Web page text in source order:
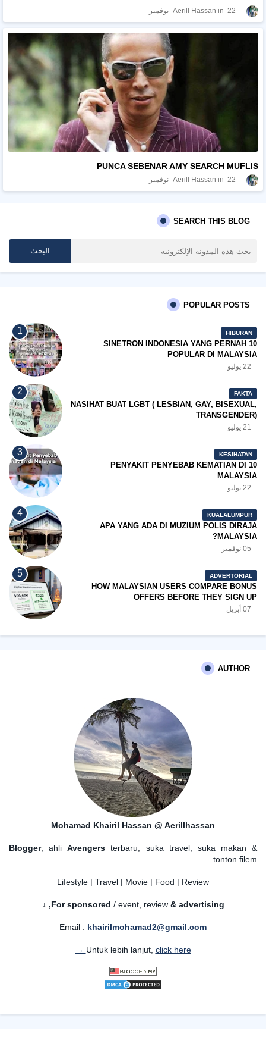
Aerill Hassan 22 نوفمبر
PUNCA SEBENAR AMY SEARCH MUFLIS
Aerill Hassan 22 نوفمبر
SEARCH THIS BLOG
POPULAR POSTS
HIBURAN
10 SINETRON INDONESIA YANG PERNAH
POPULAR DI MALAYSIA
22 يوليو
FAKTA
NASIHAT BUAT LGBT ( LESBIAN, GAY, BISEXUAL,
TRANSGENDER)
21 يوليو
KESIHATAN
10 PENYAKIT PENYEBAB KEMATIAN DI
MALAYSIA
22 يوليو
KUALALUMPUR
APA YANG ADA DI MUZIUM POLIS DIRAJA
MALAYSIA?
05 نوفمبر
ADVERTORIAL
HOW MALAYSIAN USERS COMPARE BONUS
OFFERS BEFORE THEY SIGN UP
07 أبريل
AUTHOR
Mohamad Khairil Hassan @ Aerillhassan
Blogger, ahliAvengers terbaru, suka travel, suka makan &
tonton filem.
Lifestyle | Travel | Movie | Food | Review
For sponsored / event, review & advertising,
↓
Email : khairilmohamad2@gmail.com
Untuk lebih lanjut, click here →